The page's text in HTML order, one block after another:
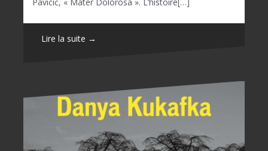
Pavičić, « Mater Dolorosa ». L’histoire[…]
Lire la suite →